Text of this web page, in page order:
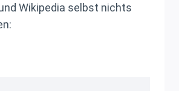
Wikipedia selbst nichts